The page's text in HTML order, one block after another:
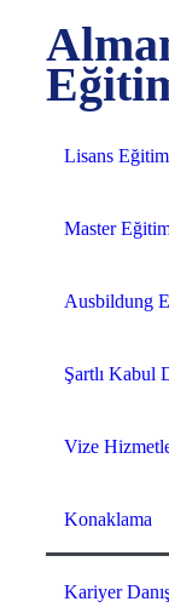
Lisans
Master
Ausbildung
Şartlı Kabul
Vize
Konaklama
Kariyer